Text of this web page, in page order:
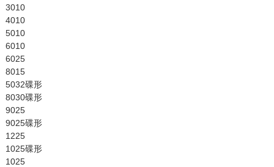
3010
4010
5010
6010
6025
8015
5032碟形
8030碟形
9025
9025碟形
1225
1025碟形
1025